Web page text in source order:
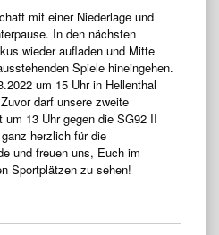
mit einer Niederlage und
In den nächsten
wieder aufladen und Mitte
Spiele hineingehen.
um 15 Uhr in Hellenthal
darf unsere zweite
13 Uhr gegen die SG92 II
herzlich für die
und freuen uns, Euch im
Sportplätzen zu sehen!